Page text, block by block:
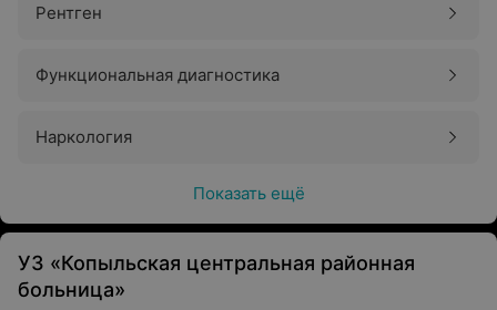
Рентген
Функциональная диагностика
Наркология
Показать ещё
УЗ «Копыльская центральная районная
больница»